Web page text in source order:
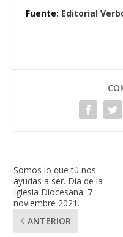
Fuente: Editorial
Somos lo que tú nos
ayudas a ser. Día de la
Iglesia Diocesana. 7
noviembre 2021.
ANTERIOR